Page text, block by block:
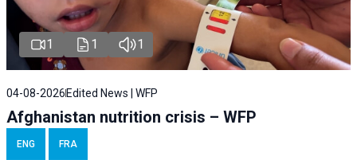
1 1 1
04-08-2026 Edited News | WFP
Afghanistan nutrition crisis – WFP
ENG FRA